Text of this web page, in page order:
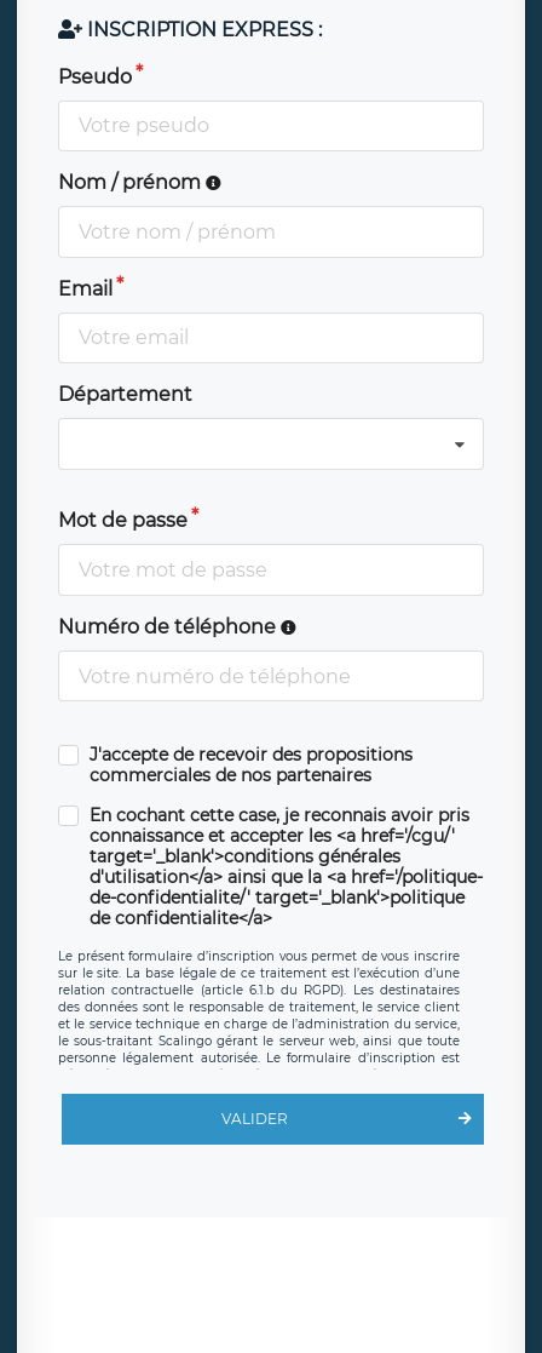
INSCRIPTION EXPRESS :
Pseudo
Nom / prénom
Email
Département
Mot de passe
Numéro de téléphone
J'accepte de recevoir des propositions
commerciales de nos partenaires
En cochant cette case, je reconnais avoir pris
connaissance et accepter les <a href='/cgu/'
target='_blank'>conditions générales
d'utilisation</a> ainsi que la <a href='/politique-
de-confidentialite/' target='_blank'>politique
de confidentialite</a>
Le présent formulaire d’inscription vous permet de vous inscrire
sur le site. La base légale de ce traitement est l’exécution d’une
relation contractuelle (article 6.1.b du RGPD). Les destinataires
des données sont le responsable de traitement, le service client
et le service technique en charge de l’administration du service,
le sous-traitant Scalingo gérant le serveur web, ainsi que toute
personne légalement autorisée. Le formulaire d’inscription est
offrant desclauses de protection conformes au RGPD. Les
en sollicite la suppression, étant entendu que vous pouvez
demander la suppression de vos données et retirer votre
VALIDER